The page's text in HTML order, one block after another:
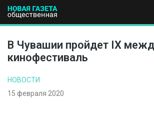
ПОЛИТИКА
В Чувашии пройдет IX
кинофестиваль
НОВОСТИ
15 февраля 2020